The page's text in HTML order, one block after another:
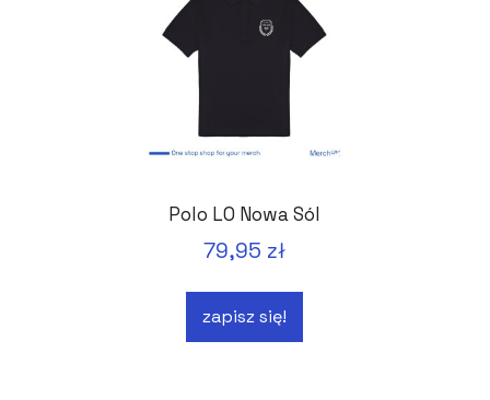
Polo LO Nowa Sól
79,95 zł
zapisz się!